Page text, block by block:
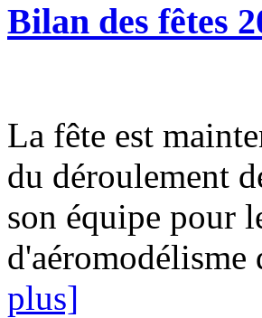
Bilan des fêtes
La fête est
du déroulement
son équipe pour
plus]